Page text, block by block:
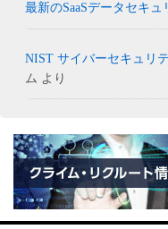
最新のSaaSデータセキュ
NIST サイバーセキュリ
ム より